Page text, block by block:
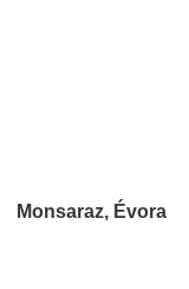
Monsaraz, Évora